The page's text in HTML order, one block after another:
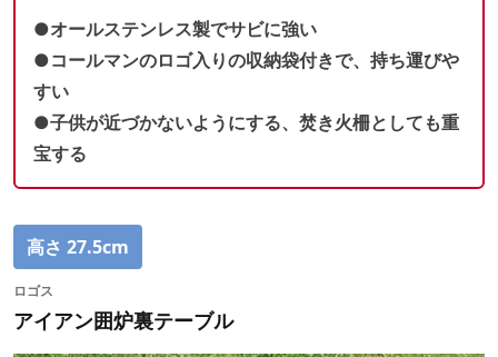
●オールステンレス製でサビに強い
●コールマンのロゴ入りの収納袋付きで、持ち運びや
すい
●子供が近づかないようにする、焚き火柵としても重
宝する
高さ 27.5cm
ロゴス
アイアン囲炉裏テーブル